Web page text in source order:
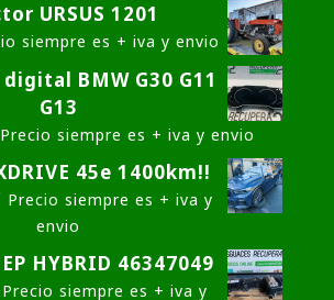
URSUS 1201
siempre es + iva y envio
BMW G30 G11
G13
Precio siempre es + iva y envio
45e 1400km!!
Precio siempre es + iva y
envio
HYBRID 46347049
Precio siempre es + iva y